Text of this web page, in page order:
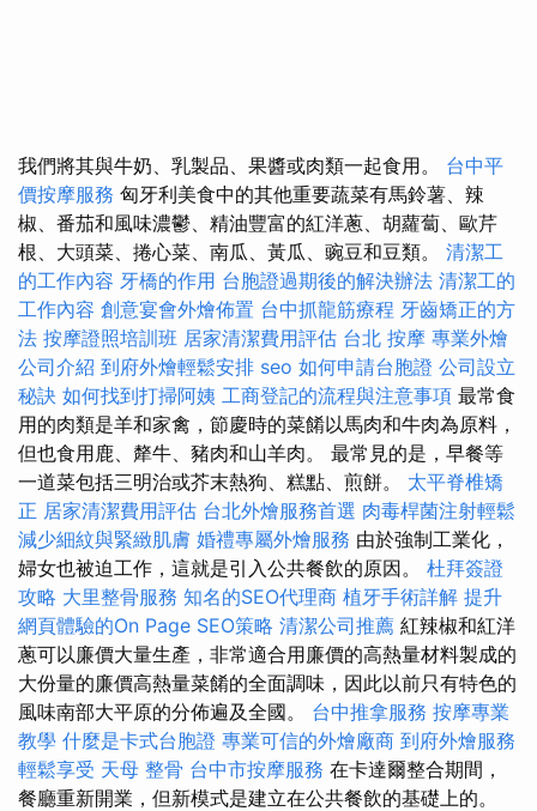
我們將其與牛奶、乳製品、果醬或肉類一起食用。 台中平
價按摩服務 匈牙利美食中的其他重要蔬菜有馬鈴薯、辣
椒、番茄和風味濃鬱、精油豐富的紅洋蔥、胡蘿蔔、歐芹
根、大頭菜、捲心菜、南瓜、黃瓜、豌豆和豆類。 清潔工
的工作內容 牙橋的作用 台胞證過期後的解決辦法 清潔工的
工作內容 創意宴會外燴佈置 台中抓龍筋療程 牙齒矯正的方
法 按摩證照培訓班 居家清潔費用評估 台北 按摩 專業外燴
公司介紹 到府外燴輕鬆安排 seo 如何申請台胞證 公司設立
秘訣 如何找到打掃阿姨 工商登記的流程與注意事項 最常食
用的肉類是羊和家禽，節慶時的菜餚以馬肉和牛肉為原料，
但也食用鹿、犛牛、豬肉和山羊肉。 最常見的是，早餐等
一道菜包括三明治或芥末熱狗、糕點、煎餅。 太平脊椎矯
正 居家清潔費用評估 台北外燴服務首選 肉毒桿菌注射輕鬆
減少細紋與緊緻肌膚 婚禮專屬外燴服務 由於強制工業化，
婦女也被迫工作，這就是引入公共餐飲的原因。 杜拜簽證
攻略 大里整骨服務 知名的SEO代理商 植牙手術詳解 提升
網頁體驗的On Page SEO策略 清潔公司推薦 紅辣椒和紅洋
蔥可以廉價大量生產，非常適合用廉價的高熱量材料製成的
大份量的廉價高熱量菜餚的全面調味，因此以前只有特色的
風味南部大平原的分佈遍及全國。 台中推拿服務 按摩專業
教學 什麼是卡式台胞證 專業可信的外燴廠商 到府外燴服務
輕鬆享受 天母 整骨 台中市按摩服務 在卡達爾整合期間，
餐廳重新開業，但新模式是建立在公共餐飲的基礎上的。